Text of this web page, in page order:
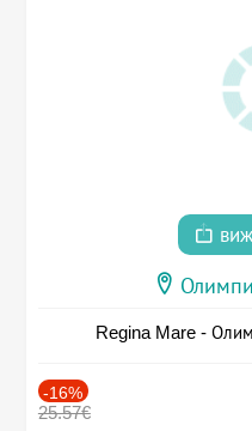
Regina Mare -
-16%
25.57€